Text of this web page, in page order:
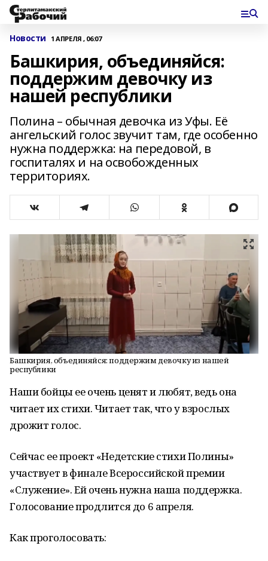
Новости 1 АПРЕЛЯ , 06:07
Башкирия, объединяйся:
поддержим девочку из
нашей республики
Полина – обычная девочка из Уфы. Её
ангельский голос звучит там, где особенно
нужна поддержка: на передовой, в
госпиталях и на освобожденных
территориях.
Башкирия, объединяйся: поддержим девочку из нашей
республики
Наши бойцы ее очень ценят и любят, ведь она
читает их стихи. Читает так, что у взрослых
дрожит голос.
Сейчас ее проект «Недетские стихи Полины»
участвует в финале Всероссийской премии
«Служение». Ей очень нужна наша поддержка.
Голосование продлится до 6 апреля.
Как проголосовать: